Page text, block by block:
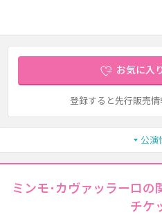
お気に入
登録すると先行販売
公演
ミンモ･カヴァッラーロの
チケ